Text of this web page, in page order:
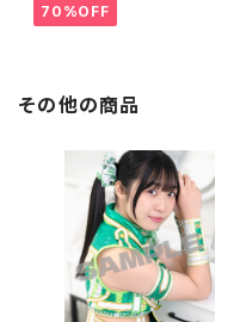
70%OFF
その他の商品